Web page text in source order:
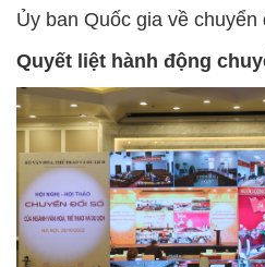
Ủy ban Quốc gia về chuyển
Quyết liệt hành động